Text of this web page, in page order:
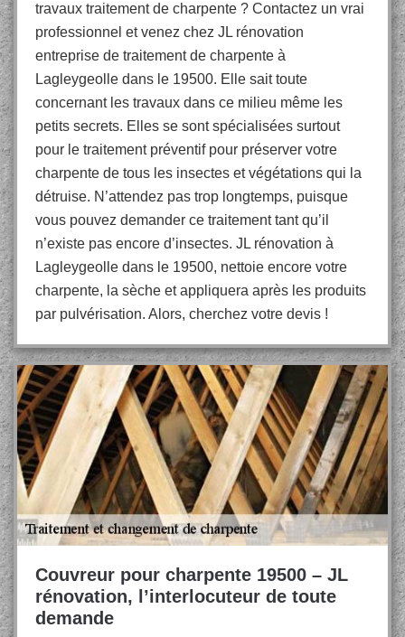
travaux traitement de charpente ? Contactez un vrai
professionnel et venez chez JL rénovation
entreprise de traitement de charpente à
Lagleygeolle dans le 19500. Elle sait toute
concernant les travaux dans ce milieu même les
petits secrets. Elles se sont spécialisées surtout
pour le traitement préventif pour préserver votre
charpente de tous les insectes et végétations qui la
détruise. N’attendez pas trop longtemps, puisque
vous pouvez demander ce traitement tant qu’il
n’existe pas encore d’insectes. JL rénovation à
Lagleygeolle dans le 19500, nettoie encore votre
charpente, la sèche et appliquera après les produits
par pulvérisation. Alors, cherchez votre devis !
Couvreur pour charpente 19500 – JL
rénovation, l’interlocuteur de toute
demande